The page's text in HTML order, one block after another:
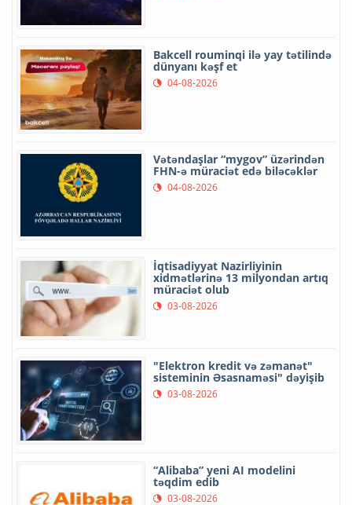
Bakcell rouminqi ilə yay tətilində
dünyanı kəşf et
04-08-2026
Vətəndaşlar “mygov” üzərindən
FHN-ə müraciət edə biləcəklər
04-08-2026
İqtisadiyyat Nazirliyinin
xidmətlərinə 13 milyondan artıq
müraciət olub
03-08-2026
"Elektron kredit və zəmanət"
sisteminin Əsasnaməsi" dəyişib
03-08-2026
“Alibaba” yeni AI modelini
təqdim edib
03-08-2026